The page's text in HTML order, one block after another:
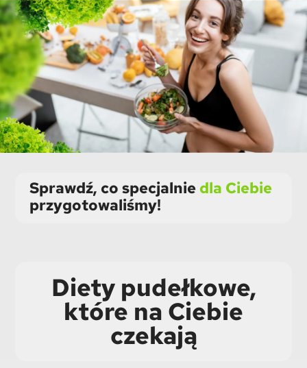
Sprawdź, co specjalnie dla Ciebie
przygotowaliśmy!
Diety pudełkowe,
które na Ciebie
czekają